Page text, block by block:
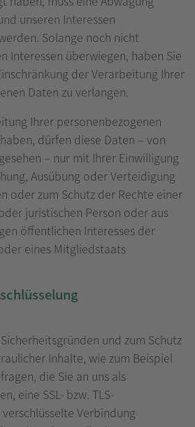
unseren Interessen
Solange noch nicht
Interessen überwiegen, haben Sie
der Verarbeitung Ihrer
Daten zu verlangen.
Ihrer personenbezogenen
dürfen diese Daten – von
– nur mit Ihrer Einwilligung
Ausübung oder Verteidigung
oder zum Schutz der Rechte einer
juristischen Person oder aus
öffentlichen Interesses der
eines Mitgliedstaats
und zum Schutz
Inhalte, wie zum Beispiel
die Sie an uns als
eine SSL- bzw. TLS-
Verbindung